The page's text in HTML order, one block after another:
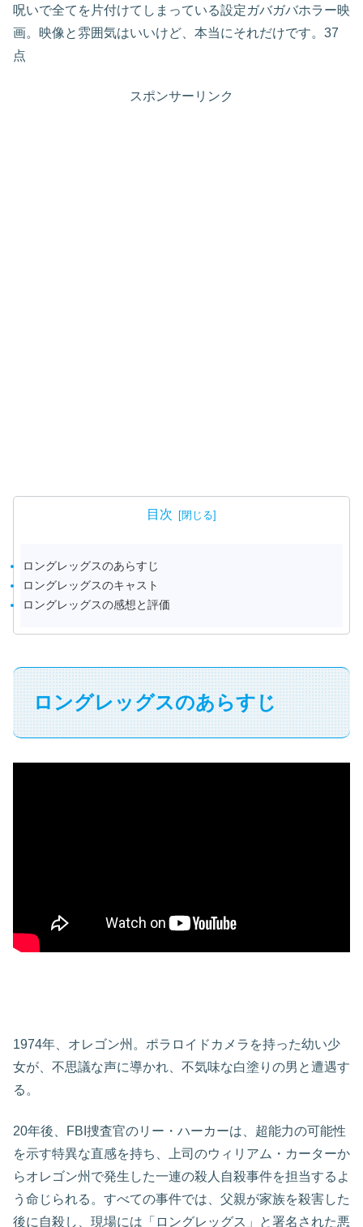
呪いで全てを片付けてしまっている設定ガバガバホラー映
画。映像と雰囲気はいいけど、本当にそれだけです。37
点
スポンサーリンク
目次
ロングレッグスのあらすじ
ロングレッグスのキャスト
ロングレッグスの感想と評価
ロングレッグスのあらすじ
1974年、オレゴン州。ポラロイドカメラを持った幼い少
女が、不思議な声に導かれ、不気味な白塗りの男と遭遇す
る。
20年後、FBI捜査官のリー・ハーカーは、超能力の可能性
を示す特異な直感を持ち、上司のウィリアム・カーターか
らオレゴン州で発生した一連の殺人自殺事件を担当するよ
う命じられる。すべての事件では、父親が家族を殺害した
後に自殺し、現場には「ロングレッグス」と署名された悪